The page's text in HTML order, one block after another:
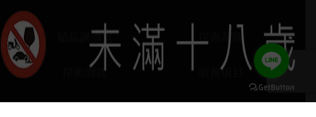
葡晶調酒室 探索品牌
探索酒款 服務項目
門市據點 聯絡我們